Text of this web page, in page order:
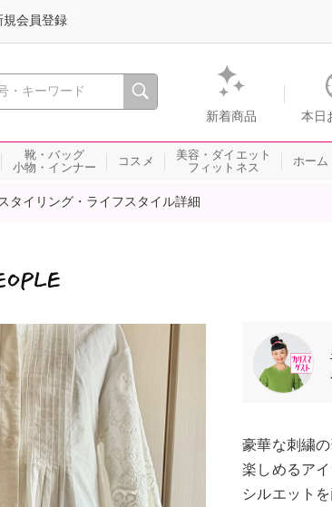
心おどる、瞬間を。通販・テレビショッピングのショッ
新着商品 本日
規会員登録
靴・バッグ
小物・インナー
コスメ
美容・ダイエット
フィットネス
ホーム
タイリング・ライフスタイル詳細
豪華な刺繍
楽しめるア
シルエット